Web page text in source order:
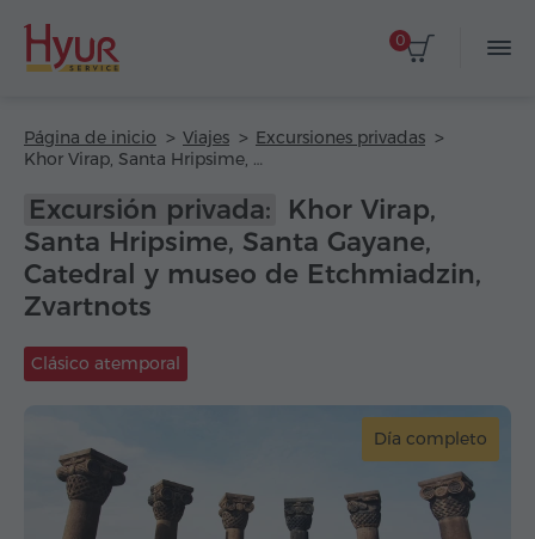
0
Página de inicio Viajes
Excursiones privadas
Khor Virap, Santa Hripsime, Santa Gayane, Catedral y museo de Etchmiadzin, Zvartnots
Excursión privada:
Khor Virap,
Santa Hripsime, Santa Gayane,
Catedral y museo de Etchmiadzin,
Zvartnots
Clásico atemporal
Día completo